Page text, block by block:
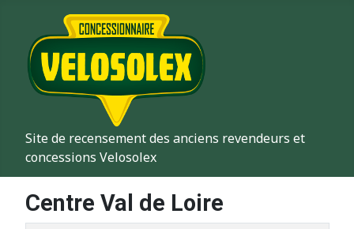
Site de recensement des anciens revendeurs et
concessions Velosolex
Centre Val de Loire